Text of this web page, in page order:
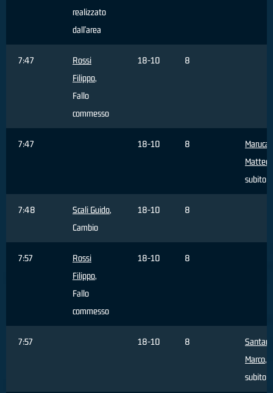
realizzato
dall'area
7:47
Rossi
Filippo,
Fallo
commesso
18-10 8
7:47 18-10 8
Maruca
Matteo
subito
7:48 Scali Guido,
Cambio
18-10 8
7:57
Rossi
Filippo,
Fallo
commesso
18-10 8
7:57 18-10 8
Marco,
subito